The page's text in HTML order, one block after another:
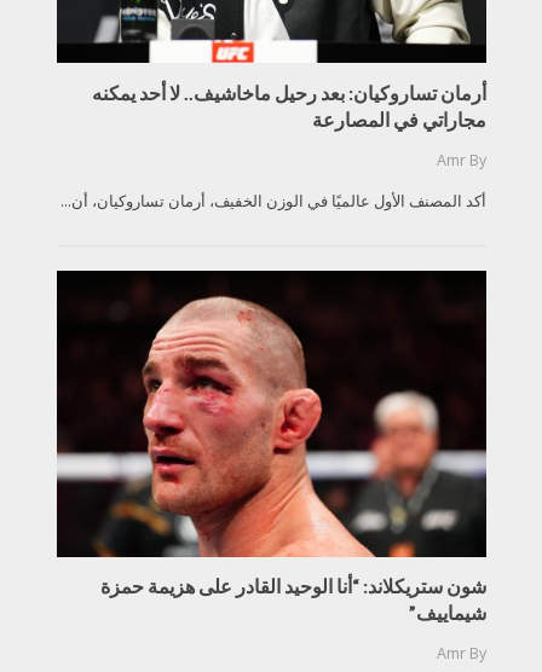
أرمان تساروكيان: بعد رحيل ماخاشيف.. لا أحد يمكنه
مجاراتي في المصارعة
By
Amr
أكد المصنف الأول عالميًا في الوزن الخفيف، أرمان تساروكيان، أن...
شون ستريكلاند: “أنا الوحيد القادر على هزيمة حمزة
شيماييف”
By
Amr